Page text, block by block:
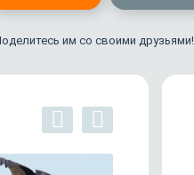
им со своими друзьями!